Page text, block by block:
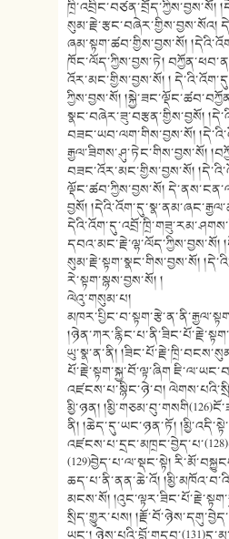
ཁྲི་འབྲིང་བཙན་བྲོད་ཀྱིས་བྱས་སོ།
སུམ་རྗེ་རྩང་བཞེར་གྱིས་བྱས་སོའ།
ཞམ་སྟག་ཚབ་གྱིས་བྱས་སོ།
ཁོང་ལོད་ཀྱིས་བྱས་ཏེ།
འོར་མང་གྱིས་བྱས་སོ། །
ཀྱིས་བྱས་སོ།
སྣང་བཞེར་ཟུ་བརྩན་གྱིས་བྱསོ།
བཟང་ཡབ་ལག་གིས་བྱས་སོ།
རྒྱལ་ཟིགས་ཤུ་ཏེང་གིས་བྱས་སོ།
བཟང་འོར་མང་གྱིས་བྱས་སོ།
ལྡོང་ཚབ་ཀྱིས་བྱས་སོ།
བྱསོ།
དབའ་མང་རྗེ་ལྷ་ལོད་ཀྱིས་བྱས་སོ།
སུམ་རྗེ་སྟག་སྣང་གིས་བྱས་སོ།
རེ་སྟག་སྙས་བྱས་སོ། །
ལེའུ་གསུམ་པ།
ཡུ་སྣ་ན་ནི།
པོ་རྗེ་སྟག་སྐྱ་བོ་ལྟ་ཞིག
འཛངས་པ་སྙིང་ཉེ་བ།
མྱི་ཉན།
ནི། །ཆེད་དུ་ཡང་ཉན་ཏོ།
(129)བྱེད་པ་ལ་སྡང་སྟེ།
ཆད་པ་ནི་ནན་ཆེ་འོ།
མངས་སོ།
སྲིད་གྱུར་པས།
ཡང་།